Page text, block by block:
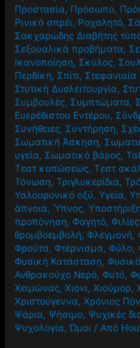
Προστασία, Πρόσωπο,
Ρινικό σπρέι, Ροχαλητό,
Σακχαρώδης Διαβήτης
Σεξουαλικά προβήματα,
Ικανοποίηση, Σκύλος,
Περδίκη, Σπίτι,
Στυτική Δυσλειτουργία,
Συμβουλές, Συμπτώματα,
Ευερέθιστου Εντέρου,
Συνήθειες, Συντήρηση,
Σωματική Άσκηση,
υγεία, Σωματικό βάρος,
Τεστ κοπώσεως,Τεστ
Τόνωση,Τριγλυκερίδια,
Υαλουρονικό οξύ,Υγεία,
άπνοια,Ύπνος,Υποστήριξη
προπόνηση,Φαγητό,Φιλίες
θρομβοεμβολή,Φλεγμονή,
Φρούτα,Φτέρνισμα,Φύλο,
Φυσική Κατάσταση,
Ανθρακούχο Νερό,Φυτό,
Χειμώνας,Χιόνι,Χιούμορ,
Χριστούγεννα,Χρόνιος
Ψάρια, Ψήσιμο, Ψυχικές
Ψυχολογία,Ώμοι / Από